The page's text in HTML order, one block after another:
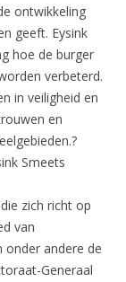
ontwikkeling
geeft. Eysink
hoe de burger
verbeterd.
in veiligheid en
en
Smeets
zich richt op
van
onder andere de
Generaal